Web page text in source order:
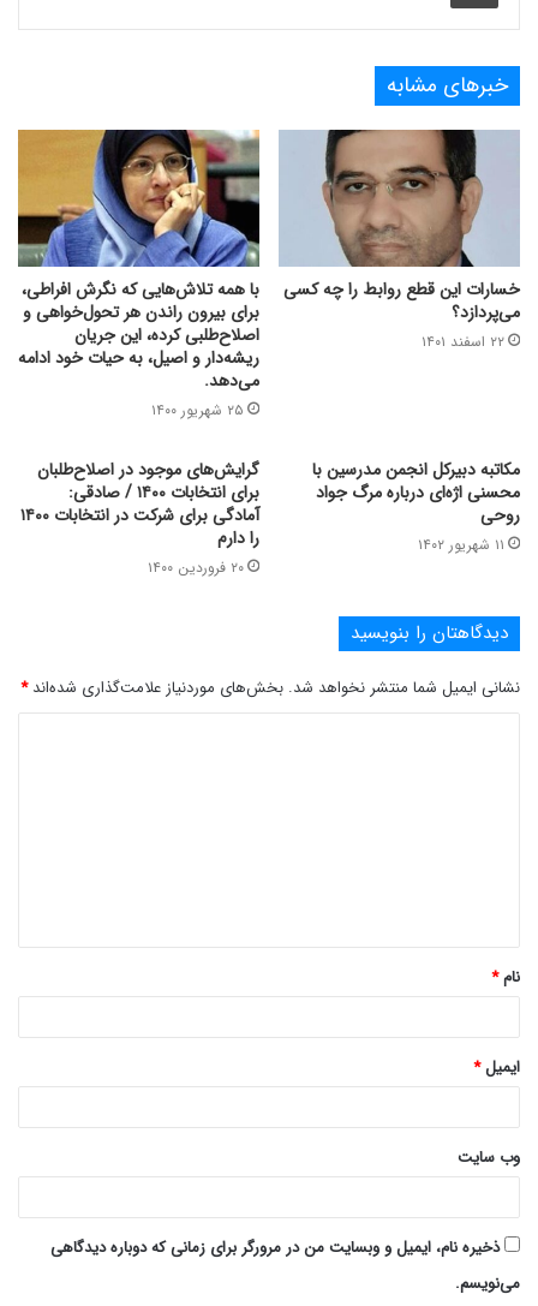
خبرهای مشابه
خسارات این قطع روابط را چه کسی
می‌پردازد؟
۲۲ اسفند ۱۴۰۱
با همه تلاش‌هایی که نگرش افراطی،
برای بیرون راندن هر تحول‌خواهی و
اصلاح‌طلبی کرده، این جریان
ریشه‌دار و اصیل، به حیات خود ادامه
می‌دهد.
۲۵ شهریور ۱۴۰۰
مکاتبه دبیرکل انجمن مدرسین با
محسنی اژه‌ای درباره مرگ جواد
روحی
۱۱ شهریور ۱۴۰۲
گرایش‌های موجود در اصلاح‌طلبان
برای انتخابات ۱۴۰۰ / صادقی:
آمادگی برای شرکت در انتخابات ۱۴۰۰
را دارم
۲۰ فروردین ۱۴۰۰
دیدگاهتان را بنویسید
نشانی ایمیل شما منتشر نخواهد شد. بخش‌های موردنیاز علامت‌گذاری شده‌اند*
*
نام*
ایمیل*
وب‌ سایت
ذخیره نام، ایمیل و وبسایت من در مرورگر برای زمانی که دوباره دیدگاهی
می‌نویسم.